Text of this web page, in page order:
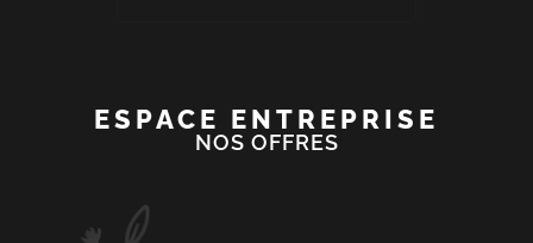
ESPACE ENTREPRISE
NOS OFFRES